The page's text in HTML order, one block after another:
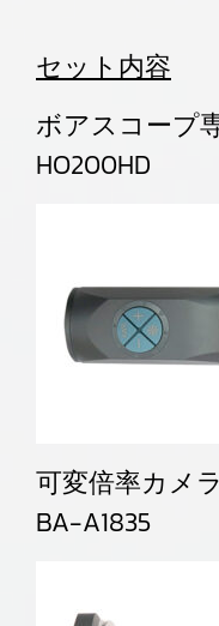
セット内容
ボアスコープ
HO200HD
可変倍率カメ
BA-A1835